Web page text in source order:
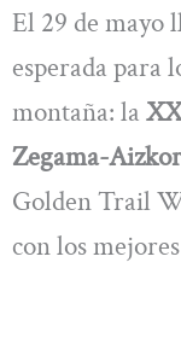
El 29 de mayo
esperada para
montaña: la
Zegama-
Golden Trail
con los